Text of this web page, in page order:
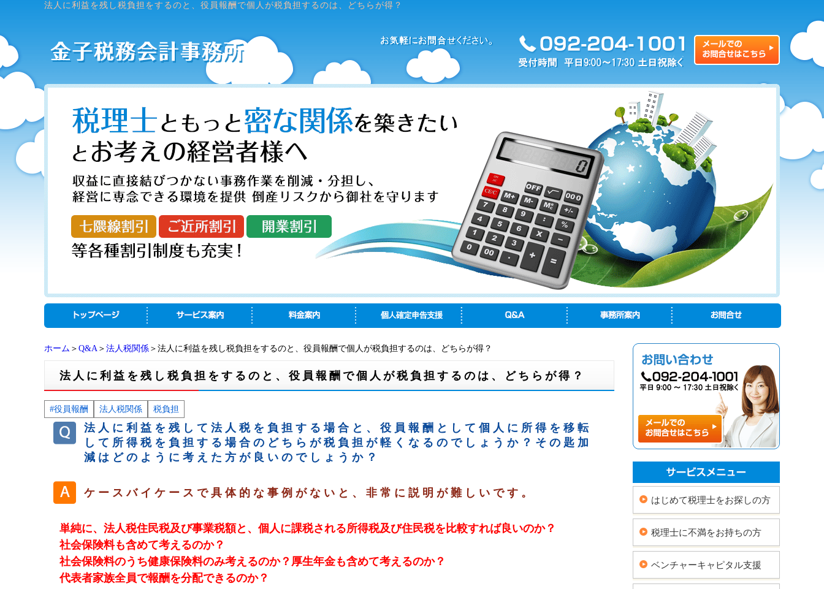
法人に利益を残し税負担をするのと、役員報酬で個人が税負担するのは、どちらが得？
ホーム ＞ Q&A ＞ 法人税関係 ＞法人に利益を残し税負担をするのと、役員報酬で個人が税負担するのは、どちらが得？
法人に利益を残し税負担をするのと、役員報酬で個人が税負担するのは、どちらが得？
#役員報酬 法人税関係 税負担
法人に利益を残して法人税を負担する場合と、役員報酬として個人に所得を移転
して所得税を負担する場合のどちらが税負担が軽くなるのでしょうか？その匙加
減はどのように考えた方が良いのでしょうか？
ケースバイケースで具体的な事例がないと、非常に説明が難しいです。
単純に、法人税住民税及び事業税額と、個人に課税される所得税及び住民税を比較すれば良いのか？
社会保険料も含めて考えるのか？
社会保険料のうち健康保険料のみ考えるのか？厚生年金も含めて考えるのか？
代表者家族全員で報酬を分配できるのか？
はじめて税理士をお探しの方
税理士に不満をお持ちの方
ベンチャーキャピタル支援